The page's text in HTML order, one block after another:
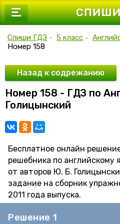
7 класс
9 класс
10 класс
11 класс
Спиши ГДЗ • 5 класс •
Номер 158
Назад к содрежанию
Номер 158 - ГДЗ по
Голицынский
Бесплатное онлайн
решебника по английскому
от авторов Ю. Б.
задание на сборник
2011 года выпуска.
Решение 1